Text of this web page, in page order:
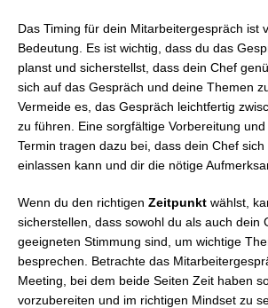
Das Timing für dein Mitarbeitergespräch ist
Bedeutung. Es ist wichtig, dass du das
planst und sicherstellst, dass dein Chef
sich auf das Gespräch und deine Themen
Vermeide es, das Gespräch leichtfertig
zu führen. Eine sorgfältige Vorbereitung
Termin tragen dazu bei, dass dein Chef
einlassen kann und dir die nötige
Wenn du den richtigen Zeitpunkt wählst,
sicherstellen, dass sowohl du als auch dein
geeigneten Stimmung sind, um wichtige
besprechen. Betrachte das
Meeting, bei dem beide Seiten Zeit haben
vorzubereiten und im richtigen Mindset zu